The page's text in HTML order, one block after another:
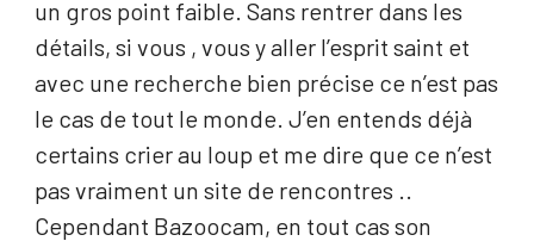
un gros point faible. Sans rentrer dans les
détails, si vous , vous y aller l’esprit saint et
avec une recherche bien précise ce n’est pas
le cas de tout le monde. J’en entends déjà
certains crier au loup et me dire que ce n’est
pas vraiment un site de rencontres ..
Cependant Bazoocam, en tout cas son